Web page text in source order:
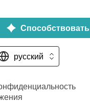
Способствовать
русский